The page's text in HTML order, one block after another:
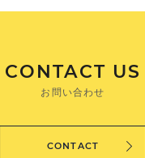
CONTACT US
お問い合わせ
CONTACT